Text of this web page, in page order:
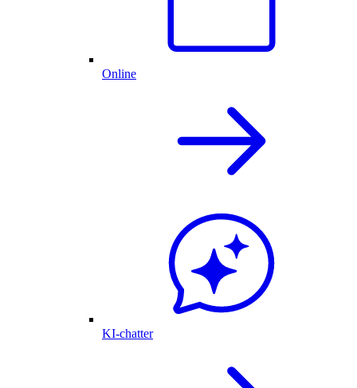
Online
KI-chatter